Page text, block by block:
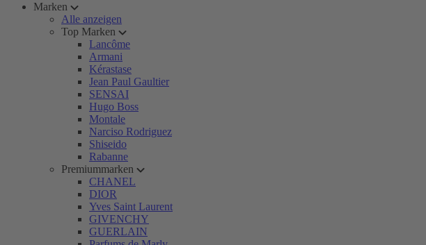
Marken
Alle anzeigen
Top Marken
Lancôme
Armani
Kérastase
Jean Paul Gaultier
SENSAI
Hugo Boss
Montale
Narciso Rodriguez
Shiseido
Rabanne
Premiummarken
CHANEL
DIOR
Yves Saint Laurent
GIVENCHY
GUERLAIN